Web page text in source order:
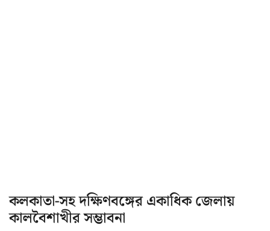
কলকাতা-সহ দক্ষিণবঙ্গের একাধিক জেলায়
কালবৈশাখীর সম্ভাবনা